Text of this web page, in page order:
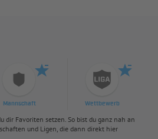
Mannschaft Wettbewerb
dir Favoriten setzen. So bist du ganz nah an
und Ligen, die dann direkt hier